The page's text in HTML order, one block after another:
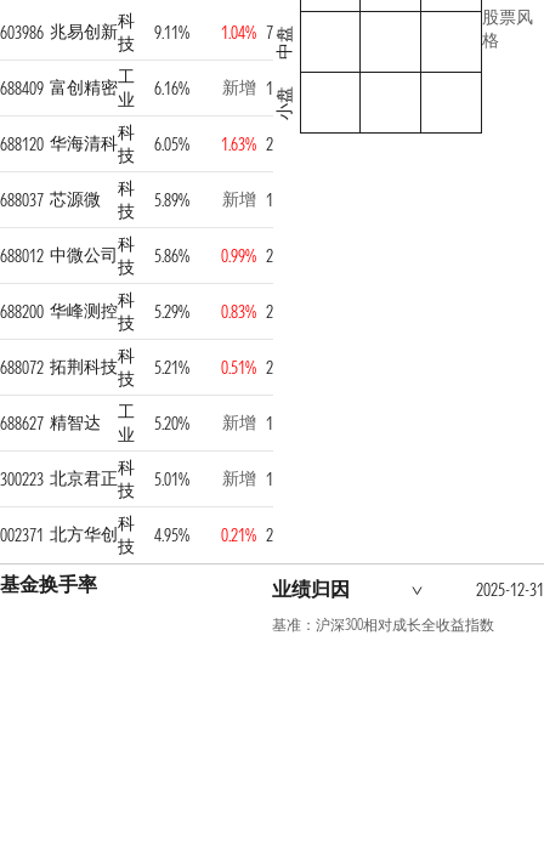
603986 兆易创新科
技
9.11% 1.04% 7
688409 富创精密工
业
6.16% 新增 1
688120 华海清科科
技
6.05% 1.63% 2
688037 芯源微
科
技
5.89% 新增 1
688012 中微公司科
技
5.86% 0.99% 2
688200 华峰测控科
技
5.29% 0.83% 2
688072 拓荆科技科
技
5.21% 0.51% 2
688627 精智达
工
业
5.20% 新增 1
300223 北京君正科
技
5.01% 新增 1
002371 北方华创科
技
4.95% 0.21% 2
中盘
小盘
股票风
格
基金换手率 业绩归因 2025-12-31
基准：沪深300相对成长全收益指数